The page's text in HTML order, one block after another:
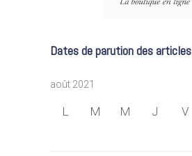
Dates de parution des articles
août 2021
L M M J V